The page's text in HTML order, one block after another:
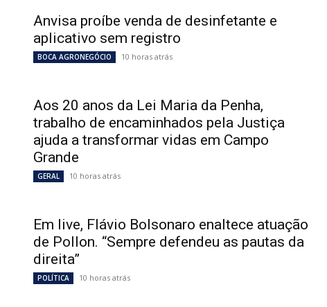
Anvisa proíbe venda de desinfetante e
aplicativo sem registro
BOCA AGRONEGÓCIO 10 horas atrás
Aos 20 anos da Lei Maria da Penha,
trabalho de encaminhados pela Justiça
ajuda a transformar vidas em Campo
Grande
GERAL 10 horas atrás
Em live, Flávio Bolsonaro enaltece atuação
de Pollon. “Sempre defendeu as pautas da
direita”
POLÍTICA 10 horas atrás